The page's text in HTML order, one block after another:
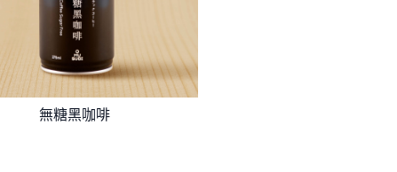
無糖黑咖啡